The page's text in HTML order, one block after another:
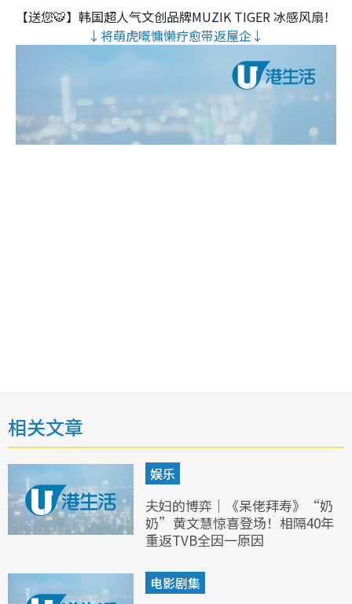
【送您🐯】韩国超人气文创品牌MUZIK TIGER 冰感风扇！
↓将萌虎嘅慵懒疗愈带返屋企↓
相关文章
娱乐
夫妇的博弈｜《呆佬拜寿》“奶
奶”黄文慧惊喜登场！相隔40年
重返TVB全因一原因
电影剧集